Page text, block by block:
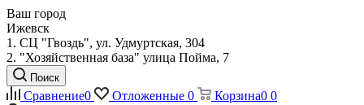
Ваш город
Ижевск
1. СЦ "Гвоздь", ул. Удмуртская, 304
2. "Хозяйственная база" улица Пойма, 7
Поиск
Сравнение0 Отложенные 0 Корзина0 0